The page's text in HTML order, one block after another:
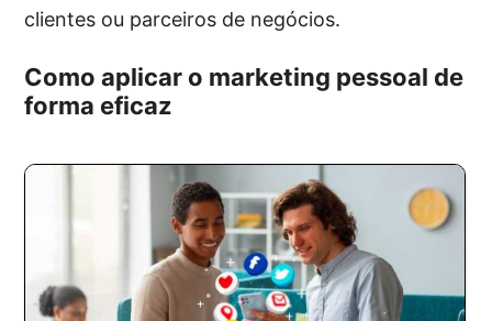
clientes ou parceiros de negócios.
Como aplicar o marketing pessoal de
forma eficaz